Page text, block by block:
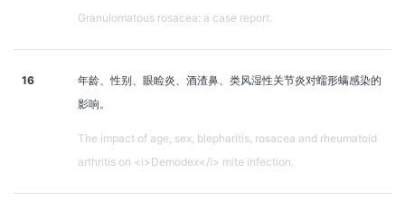
Granulomatous rosacea: a case report.
16
年龄、性别、眼睑炎、酒渣鼻、类风湿性关节炎对蠕形螨感染的
影响。
The impact of age, sex, blepharitis, rosacea and rheumatoid
arthritis on <i>Demodex</i> mite infection.